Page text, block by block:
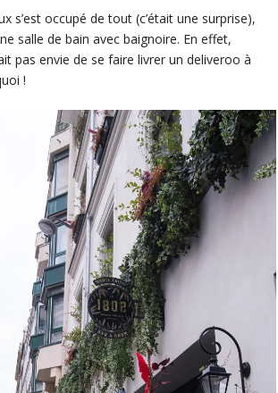
s’est occupé de tout (c’était une surprise),
salle de bain avec baignoire. En effet,
pas envie de se faire livrer un deliveroo à
!